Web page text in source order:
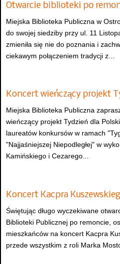
Otwarcie biblioteki po
Miejska Biblioteka Publiczna w
do swojej siedziby przy ul. 11
zmieniła się nie do poznania i
ciekawym połączeniem tradycji z...
Koncert wieńczący projekt
Miejska Biblioteka Publiczna
wieńczący projekt Tydzień dla
laureatów konkursów w ramach
"Najjaśniejszej Niepodległej" w
Kamińskiego i Cezarego...
Koncert Kacpra
Świętując długo wyczekiwane
Biblioteki Publicznej po remoncie,
mieszkańców na koncert Kacpra
przede wszystkim z roli Marka